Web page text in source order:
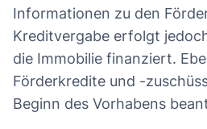
Informationen zu den
Kreditvergabe erfolgt
die Immobilie finanziert.
Förderkredite und -
Beginn des Vorhabens